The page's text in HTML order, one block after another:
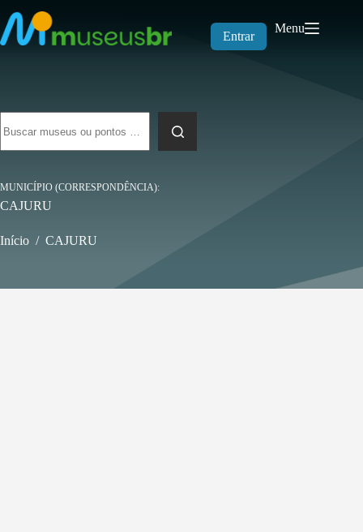
para
o
conteúdo
Entrar
Menu
resultados
MUNICÍPIO (CORRESPONDÊNCIA)
CAJURU
Início / CAJURU